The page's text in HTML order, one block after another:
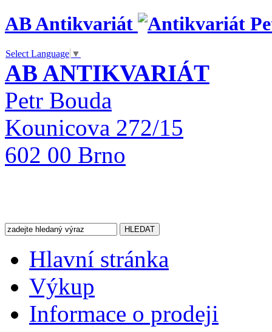
AB Antikvariát
Select Language ▼
AB ANTIKVARIÁT
Petr Bouda
Kounicova 272/15
602 00 Brno
Hlavní stránka
Výkup
Informace o prodeji